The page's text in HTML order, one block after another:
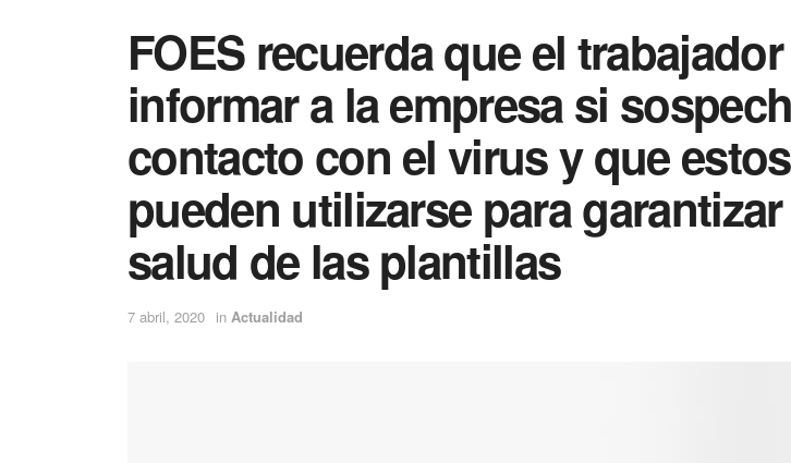
FOES recuerda que el
informar a la empresa si
contacto con el virus y que
pueden utilizarse para
salud de las plantillas
7 abril, 2020 in Actualidad